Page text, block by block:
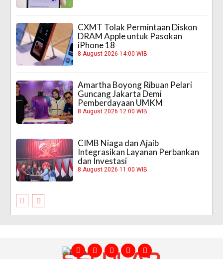
CXMT Tolak Permintaan Diskon
DRAM Apple untuk Pasokan
iPhone 18
8 August 2026 14:00 WIB
Amartha Boyong Ribuan Pelari
Guncang Jakarta Demi
Pemberdayaan UMKM
8 August 2026 12:00 WIB
CIMB Niaga dan Ajaib
Integrasikan Layanan Perbankan
dan Investasi
8 August 2026 11:00 WIB